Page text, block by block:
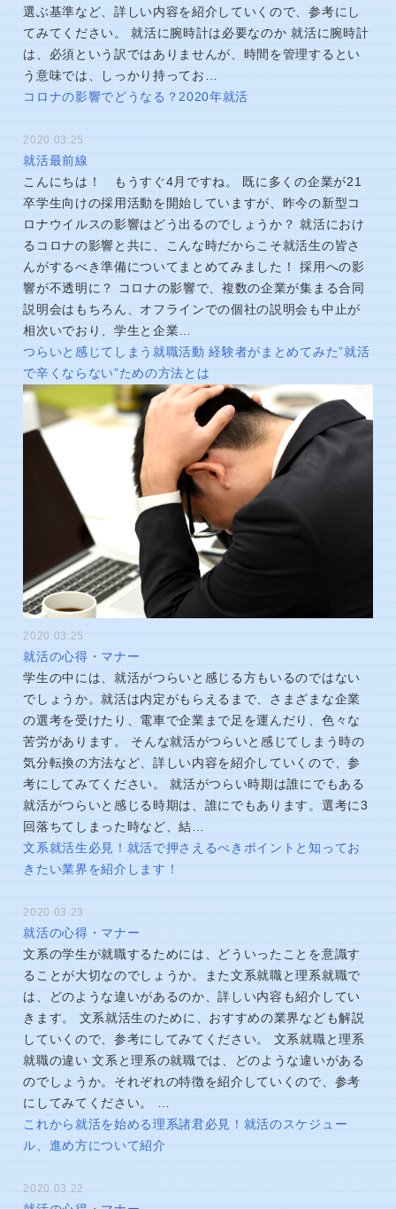
選ぶ基準など、詳しい内容を紹介していくので、参考にし
てみてください。 就活に腕時計は必要なのか 就活に腕時計
は、必須という訳ではありませんが、時間を管理するとい
う意味では、しっかり持ってお…
コロナの影響でどうなる？2020年就活
2020.03.25
就活最前線
こんにちは！ もうすぐ4月ですね。 既に多くの企業が21
卒学生向けの採用活動を開始していますが、昨今の新型コ
ロナウイルスの影響はどう出るのでしょうか？ 就活におけ
るコロナの影響と共に、こんな時だからこそ就活生の皆さ
んがするべき準備についてまとめてみました！ 採用への影
響が不透明に？ コロナの影響で、複数の企業が集まる合同
説明会はもちろん、オフラインでの個社の説明会も中止が
相次いでおり、学生と企業…
つらいと感じてしまう就職活動 経験者がまとめてみた”就活
で辛くならない”ための方法とは
2020.03.25
就活の心得・マナー
学生の中には、就活がつらいと感じる方もいるのではない
でしょうか。就活は内定がもらえるまで、さまざまな企業
の選考を受けたり、電車で企業まで足を運んだり、色々な
苦労があります。 そんな就活がつらいと感じてしまう時の
気分転換の方法など、詳しい内容を紹介していくので、参
考にしてみてください。 就活がつらい時期は誰にでもある
就活がつらいと感じる時期は、誰にでもあります。選考に3
回落ちてしまった時など、結…
文系就活生必見！就活で押さえるべきポイントと知ってお
きたい業界を紹介します！
2020.03.23
就活の心得・マナー
文系の学生が就職するためには、どういったことを意識す
ることが大切なのでしょうか。また文系就職と理系就職で
は、どのような違いがあるのか、詳しい内容も紹介してい
きます。 文系就活生のために、おすすめの業界なども解説
していくので、参考にしてみてください。 文系就職と理系
就職の違い 文系と理系の就職では、どのような違いがある
のでしょうか。それぞれの特徴を紹介していくので、参考
にしてみてください。 …
これから就活を始める理系諸君必見！就活のスケジュー
ル、進め方について紹介
2020.03.22